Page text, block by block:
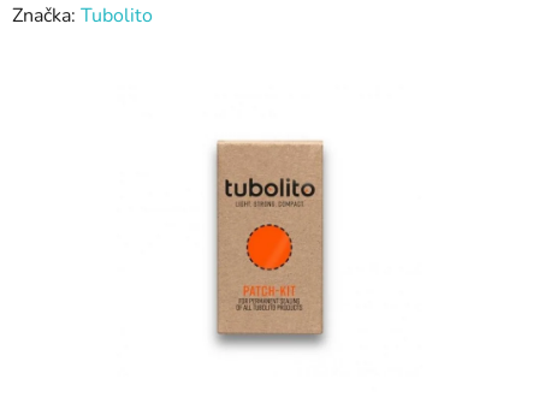
hodnotenie
Značka: Tubolito